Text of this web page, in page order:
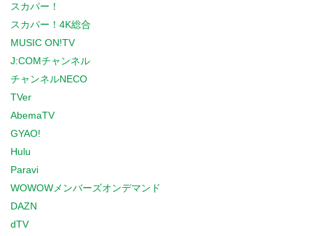
スカパー！
スカパー！4K総合
MUSIC ON!TV
J:COMチャンネル
チャンネルNECO
TVer
AbemaTV
GYAO!
Hulu
Paravi
WOWOWメンバーズオンデマンド
DAZN
dTV